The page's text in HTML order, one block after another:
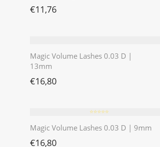
€11,76
Magic Volume Lashes 0.03 D |
13mm
€16,80
⭐️⭐️⭐️⭐️⭐️
Magic Volume Lashes 0.03 D | 9mm
€16,80